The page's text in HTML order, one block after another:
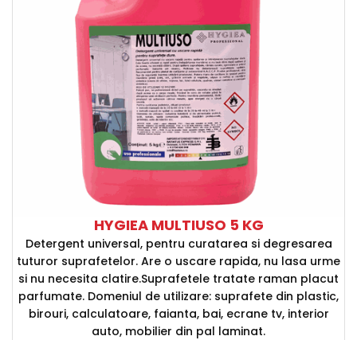
HYGIEA MULTIUSO 5 KG
Detergent universal, pentru curatarea si degresarea
tuturor suprafetelor. Are o uscare rapida, nu lasa urme
si nu necesita clatire.Suprafetele tratate raman placut
parfumate. Domeniul de utilizare: suprafete din plastic,
birouri, calculatoare, faianta, bai, ecrane tv, interior
auto, mobilier din pal laminat.